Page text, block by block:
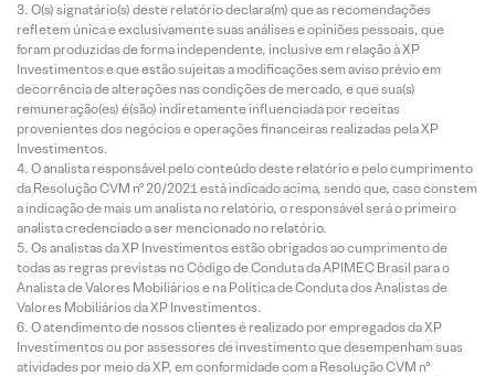
O(s) signatário(s) deste relatório declara(m) que as recomendações
refletem única e exclusivamente suas análises e opiniões pessoais, que
foram produzidas de forma independente, inclusive em relação à XP
Investimentos e que estão sujeitas a modificações sem aviso prévio em
decorrência de alterações nas condições de mercado, e que sua(s)
remuneração(es) é(são) indiretamente influenciada por receitas
provenientes dos negócios e operações financeiras realizadas pela XP
Investimentos.
O analista responsável pelo conteúdo deste relatório e pelo cumprimento
da Resolução CVM nº 20/2021 está indicado acima, sendo que, caso constem
a indicação de mais um analista no relatório, o responsável será o primeiro
analista credenciado a ser mencionado no relatório.
Os analistas da XP Investimentos estão obrigados ao cumprimento de
todas as regras previstas no Código de Conduta da APIMEC Brasil para o
Analista de Valores Mobiliários e na Política de Conduta dos Analistas de
Valores Mobiliários da XP Investimentos.
O atendimento de nossos clientes é realizado por empregados da XP
Investimentos ou por assessores de investimento que desempenham suas
atividades por meio da XP, em conformidade com a Resolução CVM nº